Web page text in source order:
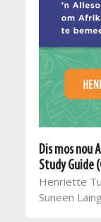
Dis mos nou
Study Guide
Henriette
Suneen Laing